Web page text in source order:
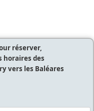
réserver,
horaires des
vers les Baléares